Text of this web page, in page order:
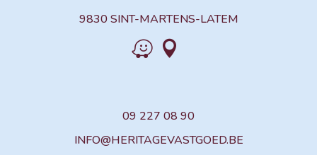
9830 SINT-MARTENS-LATEM
 
09 227 08 90
INFO@HERITAGEVASTGOED.BE